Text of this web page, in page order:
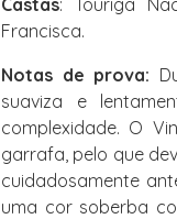
Castas: Touriga
Francisca.
Notas de prova:
suaviza e
complexidade. O
garrafa, pelo que
cuidadosamente
uma cor soberba